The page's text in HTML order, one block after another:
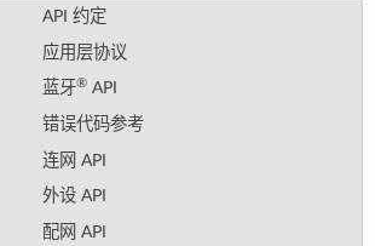
API 约定
应用层协议
蓝牙®API
错误代码参考
连网 API
外设 API
配网 API